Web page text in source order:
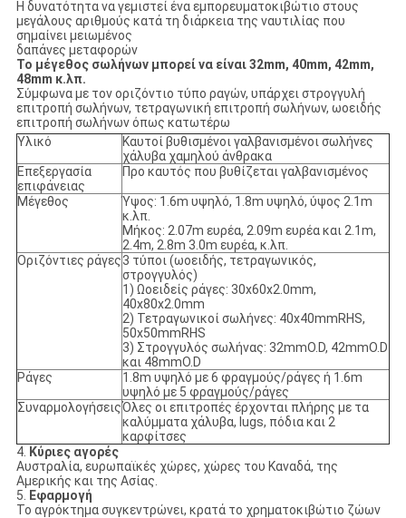
Η δυνατότητα να γεμιστεί ένα εμπορευματοκιβώτιο στους
μεγάλους αριθμούς κατά τη διάρκεια της ναυτιλίας που
σημαίνει μειωμένος
δαπάνες μεταφορών
Το μέγεθος σωλήνων μπορεί να είναι 32mm, 40mm, 42mm,
48mm κ.λπ.
Σύμφωνα με τον οριζόντιο τύπο ραγών, υπάρχει στρογγυλή
επιτροπή σωλήνων, τετραγωνική επιτροπή σωλήνων, ωοειδής
επιτροπή σωλήνων όπως κατωτέρω
Υλικό
Καυτοί βυθισμένοι γαλβανισμένοι σωλήνες
χάλυβα χαμηλού άνθρακα
Επεξεργασία
επιφάνειας
Προ καυτός που βυθίζεται γαλβανισμένος
Μέγεθος
Ύψος: 1.6m υψηλό, 1.8m υψηλό, ύψος 2.1m
κ.λπ.
Μήκος: 2.07m ευρέα, 2.09m ευρέα και 2.1m,
2.4m, 2.8m 3.0m ευρέα, κ.λπ.
Οριζόντιες ράγες3 τύποι (ωοειδής, τετραγωνικός,
στρογγυλός)
1) Ωοειδείς ράγες: 30x60x2.0mm,
40x80x2.0mm
2) Τετραγωνικοί σωλήνες: 40x40mmRHS,
50x50mmRHS
3) Στρογγυλός σωλήνας: 32mmO.D, 42mmO.D
και 48mmO.D
Ράγες
1.8m υψηλό με 6 φραγμούς/ράγες ή 1.6m
υψηλό με 5 φραγμούς/ράγες
ΣυναρμολογήσειςΌλες οι επιτροπές έρχονται πλήρης με τα
καλύμματα χάλυβα, lugs, πόδια και 2
καρφίτσες
4. Κύριες αγορές
Αυστραλία, ευρωπαϊκές χώρες, χώρες του Καναδά, της
Αμερικής και της Ασίας.
5. Εφαρμογή
Το αγρόκτημα συγκεντρώνει, κρατά το χρηματοκιβώτιο ζώων